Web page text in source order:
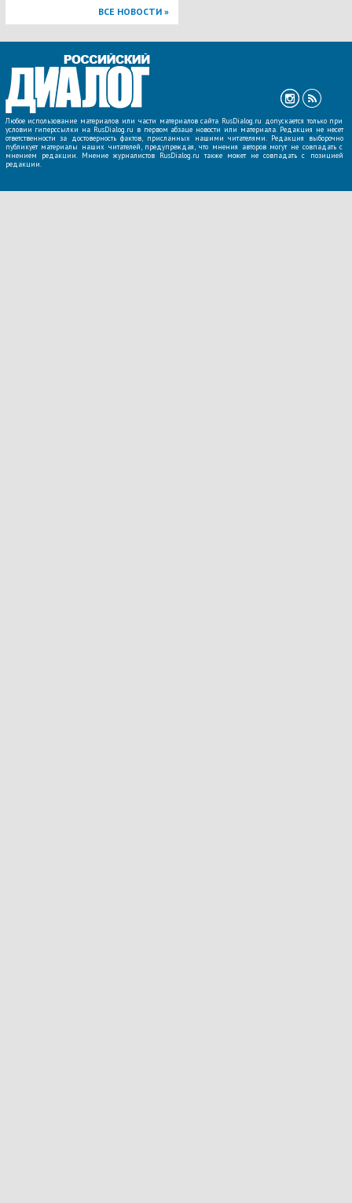
ВСЕ НОВОСТИ »
Любое использование материалов или части материалов сайта RusDialog.ru допускается только при
условии гиперссылки на RusDialog.ru в первом абзаце новости или материала. Редакция не несет
ответственности за достоверность фактов, присланных нашими читателями. Редакция выборочно
публикует материалы наших читателей, предупреждая, что мнения авторов могут не совпадать с
мнением редакции. Мнение журналистов RusDialog.ru также может не совпадать с позицией
редакции.